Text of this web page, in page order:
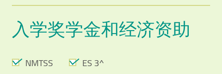
入学奖学金和经济资助
NMTSS ES 3^